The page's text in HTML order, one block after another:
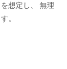
を想定し、 無理
。